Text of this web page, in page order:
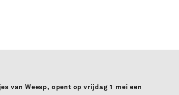
van Weesp, opent op vrijdag 1 mei een